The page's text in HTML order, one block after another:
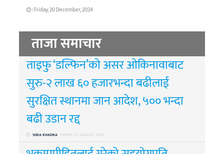
: Friday, 20 December, 2024
ताजा समाचार
ताइफु ‘डल्फिन’को असर ओकिनावाबाट
सुरु-२ लाख ६० हजारभन्दा बढीलाई
सुरक्षित स्थानमा जान आदेश, ५०० भन्दा
बढी उडान रद्द
SIMA KHADKA FRIDAY, 07 AUGUST, 2026